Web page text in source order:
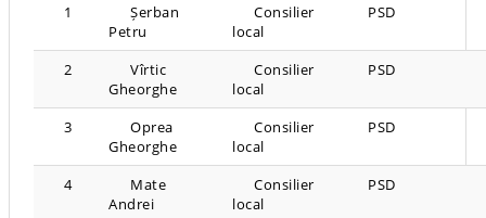
1
Șerban
Petru
Consilier
local
PSD
2
Vîrtic
Gheorghe
Consilier
local
PSD
3
Oprea
Gheorghe
Consilier
local
PSD
4
Mate
Andrei
Consilier
local
PSD